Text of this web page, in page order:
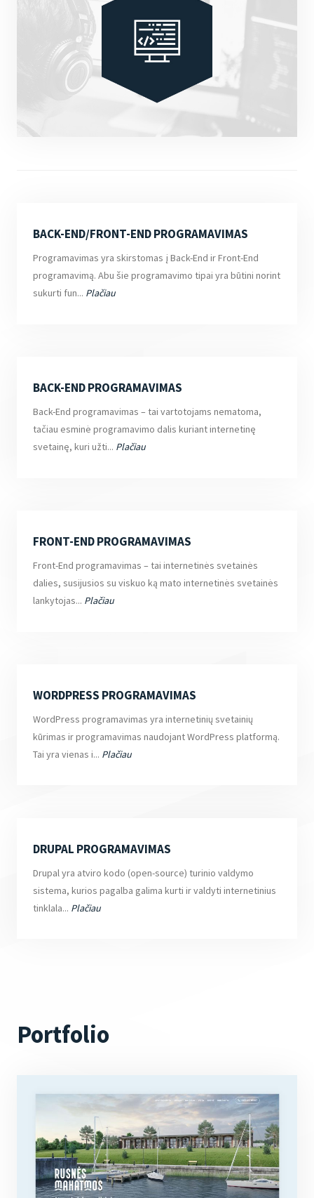
BACK-END/FRONT-END PROGRAMAVIMAS
Programavimas yra skirstomas į Back-End ir Front-End
programavimą. Abu šie programavimo tipai yra būtini norint
sukurti fun... Plačiau
BACK-END PROGRAMAVIMAS
Back-End programavimas – tai vartotojams nematoma,
tačiau esminė programavimo dalis kuriant internetinę
svetainę, kuri užti... Plačiau
FRONT-END PROGRAMAVIMAS
Front-End programavimas – tai internetinės svetainės
dalies, susijusios su viskuo ką mato internetinės svetainės
lankytojas... Plačiau
WORDPRESS PROGRAMAVIMAS
WordPress programavimas yra internetinių svetainių
kūrimas ir programavimas naudojant WordPress platformą.
Tai yra vienas i... Plačiau
DRUPAL PROGRAMAVIMAS
Drupal yra atviro kodo (open-source) turinio valdymo
sistema, kurios pagalba galima kurti ir valdyti internetinius
tinklala... Plačiau
Portfolio